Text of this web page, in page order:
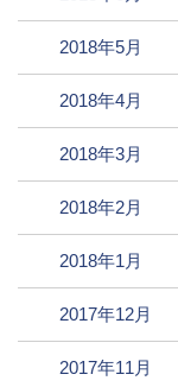
2018年5月
2018年4月
2018年3月
2018年2月
2018年1月
2017年12月
2017年11月